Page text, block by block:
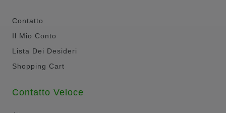
Contatto
Il Mio Conto
Lista Dei Desideri
Shopping Cart
Contatto Veloce